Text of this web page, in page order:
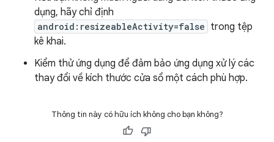
dụng, hãy chỉ định
android:resizeableActivity=false trong tệp
kê khai.
Kiểm thử ứng dụng để đảm bảo ứng dụng xử lý các
thay đổi về kích thước cửa sổ một cách phù hợp.
Thông tin này có hữu ích không cho bạn không?